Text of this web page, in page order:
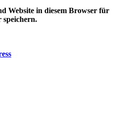
Website in diesem Browser für
speichern.